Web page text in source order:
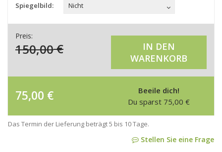
Spiegelbild: Nicht
Preis:
150,00€
IN DEN
WARENKORB
75,00 €
Beeile dich!
Du sparst 75,00 €
Das Termin der Lieferung beträgt 5 bis 10 Tage.
Stellen Sie eine Frage